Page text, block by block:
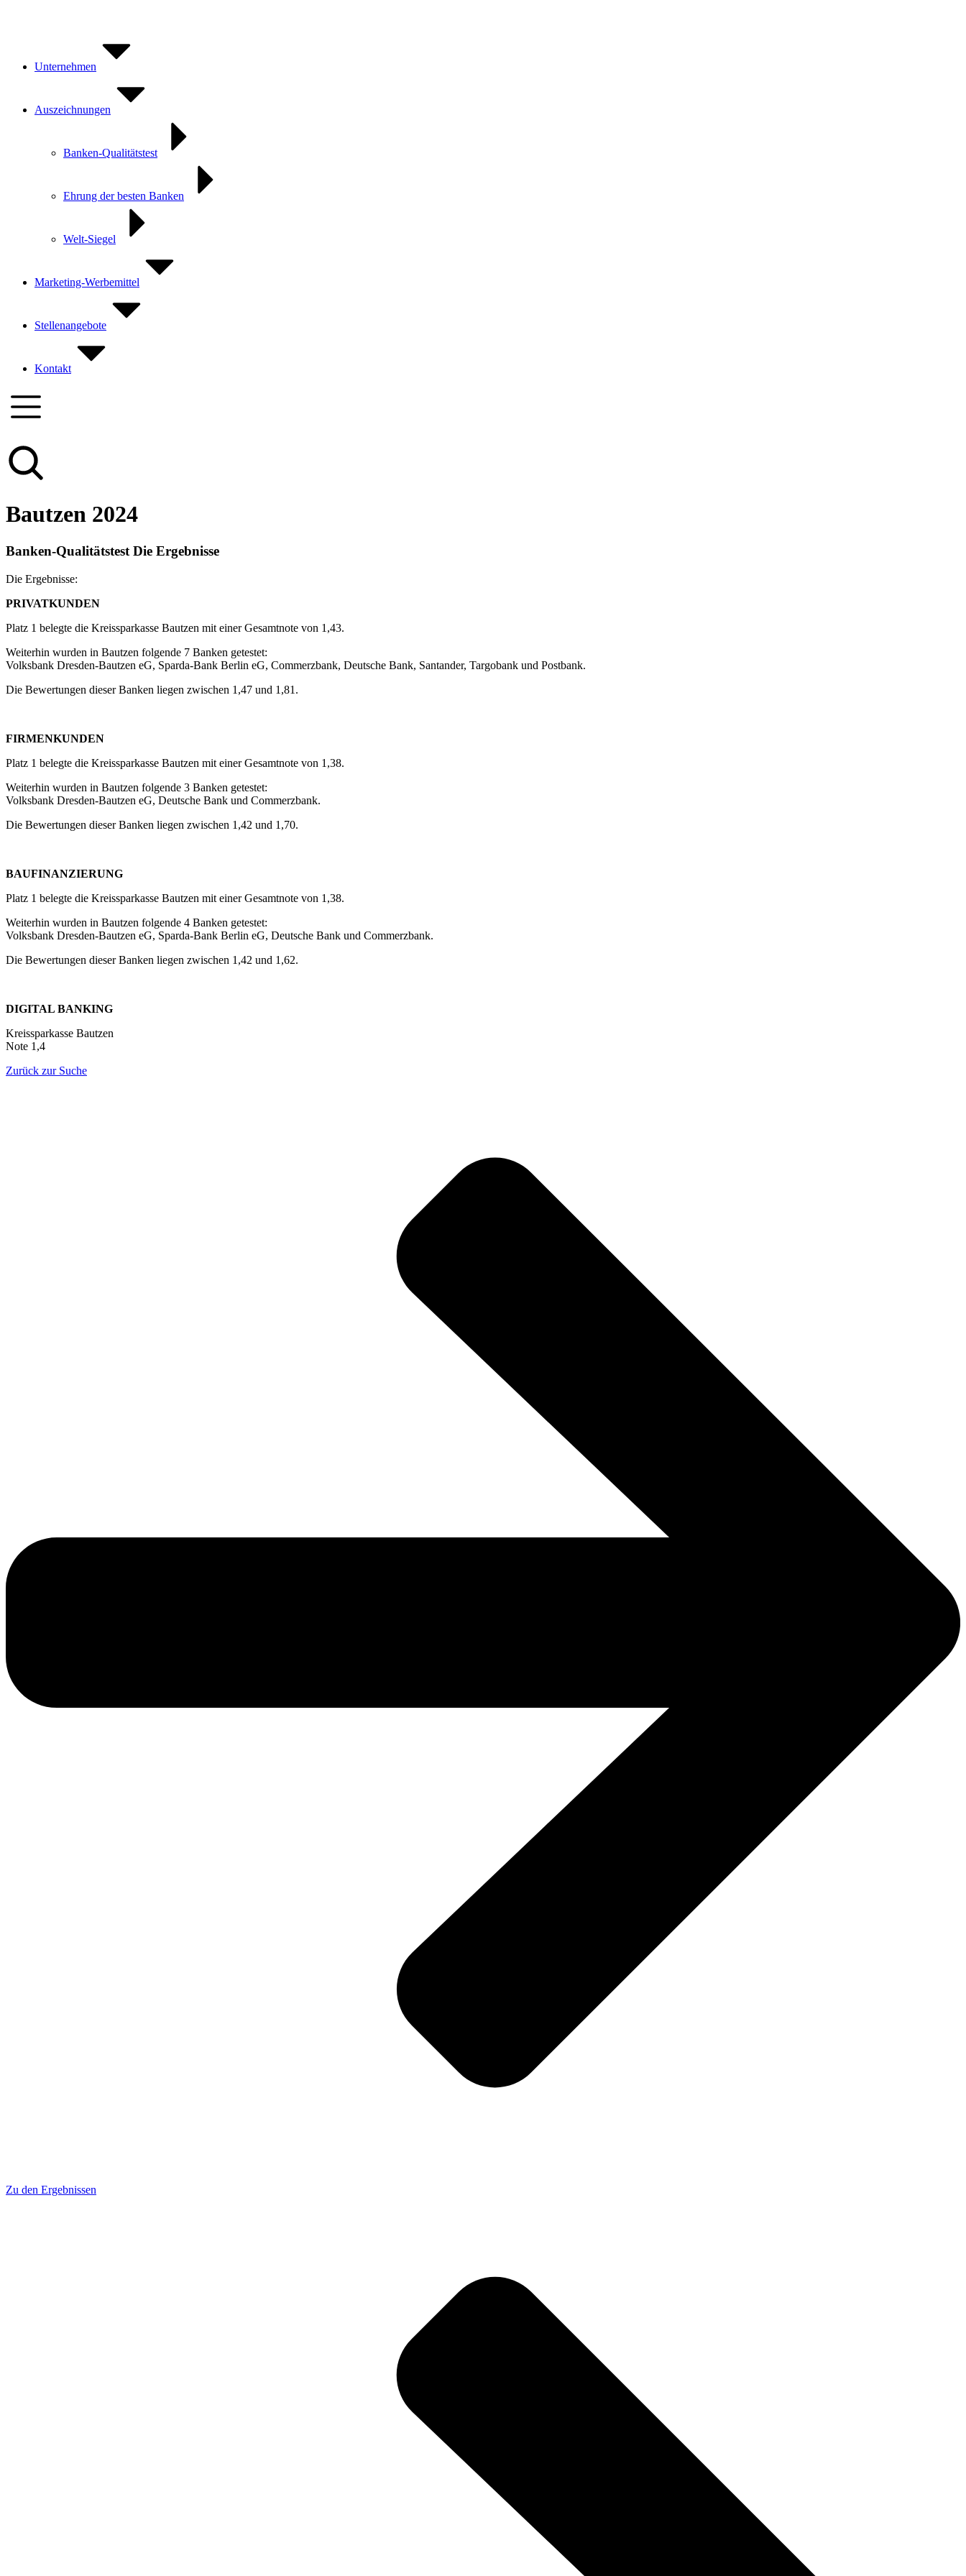
Unternehmen
Auszeichnungen
Banken-Qualitätstest
Ehrung der besten Banken
Welt-Siegel
Marketing-Werbemittel
Stellenangebote
Kontakt
Bautzen 2024
Banken-Qualitätstest Die Ergebnisse
Die Ergebnisse:
PRIVATKUNDEN
Platz 1 belegte die Kreissparkasse Bautzen mit einer Gesamtnote von 1,43.
Weiterhin wurden in Bautzen folgende 7 Banken getestet:
Volksbank Dresden-Bautzen eG, Sparda-Bank Berlin eG, Commerzbank, Deutsche Bank, Santander, Targobank und Postbank.
Die Bewertungen dieser Banken liegen zwischen 1,47 und 1,81.
FIRMENKUNDEN
Platz 1 belegte die Kreissparkasse Bautzen mit einer Gesamtnote von 1,38.
Weiterhin wurden in Bautzen folgende 3 Banken getestet:
Volksbank Dresden-Bautzen eG, Deutsche Bank und Commerzbank.
Die Bewertungen dieser Banken liegen zwischen 1,42 und 1,70.
BAUFINANZIERUNG
Platz 1 belegte die Kreissparkasse Bautzen mit einer Gesamtnote von 1,38.
Weiterhin wurden in Bautzen folgende 4 Banken getestet:
Volksbank Dresden-Bautzen eG, Sparda-Bank Berlin eG, Deutsche Bank und Commerzbank.
Die Bewertungen dieser Banken liegen zwischen 1,42 und 1,62.
DIGITAL BANKING
Kreissparkasse Bautzen
Note 1,4
Zurück zur Suche
Zu den Ergebnissen